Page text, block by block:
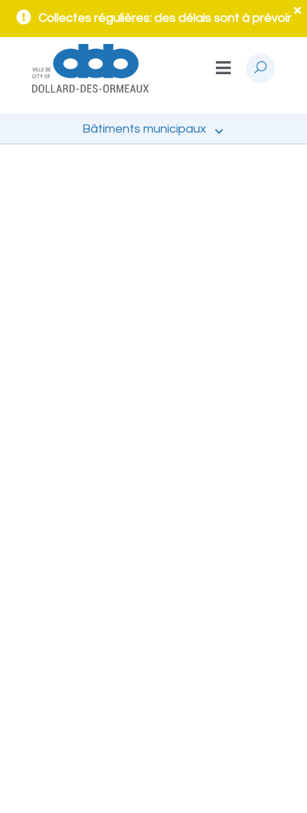
Collectes régulières: des délais sont à prévoir
Bâtiments municipaux